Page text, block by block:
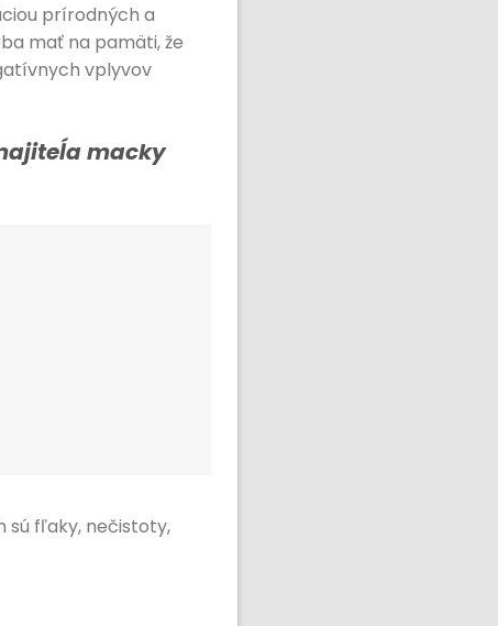
prírodných a
mať na pamäti, že
vplyvov
macky
sú fľaky, nečistoty,